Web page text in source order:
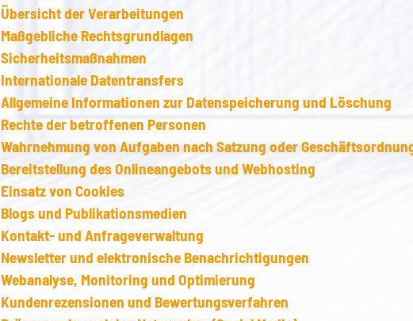
Übersicht der Verarbeitungen
Maßgebliche Rechtsgrundlagen
Sicherheitsmaßnahmen
Internationale Datentransfers
Allgemeine Informationen zur Datenspeicherung und Löschung
Rechte der betroffenen Personen
Wahrnehmung von Aufgaben nach Satzung oder
Bereitstellung des Onlineangebots und Webhosting
Einsatz von Cookies
Blogs und Publikationsmedien
Kontakt- und Anfrageverwaltung
Newsletter und elektronische Benachrichtigungen
Webanalyse, Monitoring und Optimierung
Kundenrezensionen und Bewertungsverfahren